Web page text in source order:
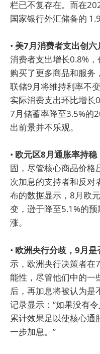
栏已不复存在。而在
国家银行外汇储备的
• 美7月消费者支出创六
消费者支出增长0.8%
购买了更多商品和服务
联储9月将维持利率不
实际消费支出环比增长
7月储蓄率降至3.5%的
出前景并不乐观。
• 欧元区8月通胀率持稳
固，尽管核心商品价格
次加息的支持者和反对
布的数据显示，8月欧
变，逊于降至5.1%的
涨。
• 欧洲央行分歧，9月是
示，欧洲央行决策者在
能性，尽管他们中的一
后，再加息将被认为是
记录显示：“如果没有
累计效果足以使核心
一步加息。”